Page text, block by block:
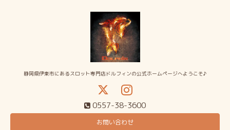
静岡県伊東市にあるスロット専門店ドルフィンの公式ホームページへようこそ♪
0557-38-3600
お問い合わせ